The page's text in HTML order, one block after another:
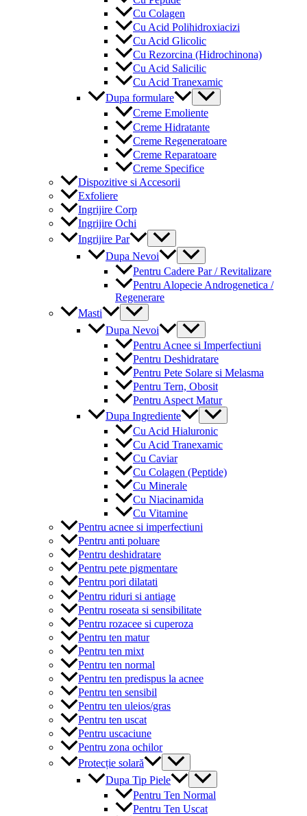
Cu Colagen
Cu Acid Polihidroxiacizi
Cu Acid Glicolic
Cu Rezorcina (Hidrochinona)
Cu Acid Salicilic
Cu Acid Tranexamic
Dupa formulare
Menu
Toggle
Creme Emoliente
Creme Hidratante
Creme Regeneratoare
Creme Reparatoare
Creme Specifice
Dispozitive si Accesorii
Exfoliere
Ingrijire Corp
Ingrijire Ochi
Ingrijire Par
Menu
Toggle
Dupa Nevoi
Menu
Toggle
Pentru Cadere Par / Revitalizare
Pentru Alopecie Androgenetica /
Regenerare
Masti
Menu
Toggle
Dupa Nevoi
Menu
Toggle
Pentru Acnee si Imperfectiuni
Pentru Deshidratare
Pentru Pete Solare si Melasma
Pentru Tern, Obosit
Pentru Aspect Matur
Dupa Ingrediente
Menu
Toggle
Cu Acid Hialuronic
Cu Acid Tranexamic
Cu Caviar
Cu Colagen (Peptide)
Cu Minerale
Cu Niacinamida
Cu Vitamine
Pentru acnee si imperfectiuni
Pentru anti poluare
Pentru deshidratare
Pentru pete pigmentare
Pentru pori dilatati
Pentru riduri si antiage
Pentru roseata si sensibilitate
Pentru rozacee si cuperoza
Pentru ten matur
Pentru ten mixt
Pentru ten normal
Pentru ten predispus la acnee
Pentru ten sensibil
Pentru ten uleios/gras
Pentru ten uscat
Pentru uscaciune
Pentru zona ochilor
Protecție solară
Menu
Toggle
Dupa Tip Piele
Menu
Toggle
Pentru Ten Normal
Pentru Ten Uscat